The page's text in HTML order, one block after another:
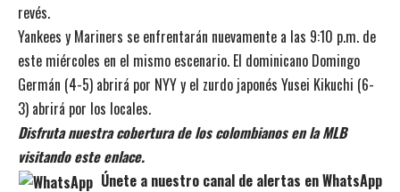
revés.
Yankees y Mariners se enfrentarán nuevamente a las 9:10 p.m. de
este miércoles en el mismo escenario. El dominicano Domingo
Germán (4-5) abrirá por NYY y el zurdo japonés Yusei Kikuchi (6-
3) abrirá por los locales.
Disfruta nuestra cobertura de los colombianos en la MLB
visitando este enlace.
Únete a nuestro canal de alertas en WhatsApp